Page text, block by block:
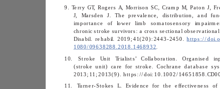
1080/09638288.2018.1468932